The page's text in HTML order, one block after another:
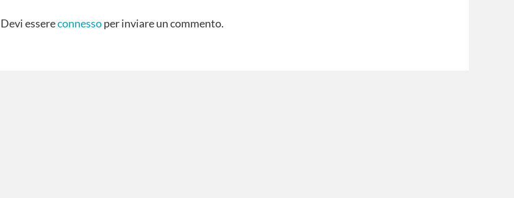
Devi essereconnessoper inviare un commento.